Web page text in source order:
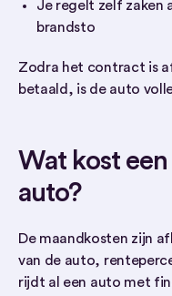
Je regelt zelf zaken
brandsto
Zodra het contract is
betaald, is de auto
Wat kost
auto?
De maandkosten zijn
van de auto,
rijdt al een auto met